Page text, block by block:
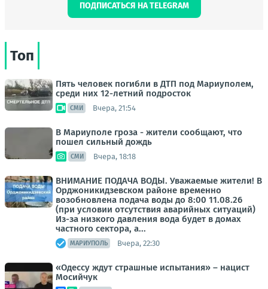
ПОДПИСАТЬСЯ НА TELEGRAM
Топ
Пять человек погибли в ДТП под Мариуполем,
среди них 12-летний подросток
СМИ Вчера, 21:54
В Мариуполе гроза - жители сообщают, что
пошел сильный дождь
СМИ Вчера, 18:18
ВНИМАНИЕ ПОДАЧА ВОДЫ. Уважаемые жители! В
Орджоникидзевском районе временно
возобновлена подача воды до 8:00 11.08.26
(при условии отсутствия аварийных ситуаций)
Из-за низкого давления вода будет в домах
частного сектора, а...
МАРИУПОЛЬ Вчера, 22:30
«Одессу ждут страшные испытания» – нацист
Мосийчук